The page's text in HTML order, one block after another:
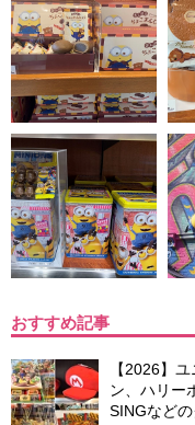
おすすめ記事
【2026】
ン、ハリー
SINGなど